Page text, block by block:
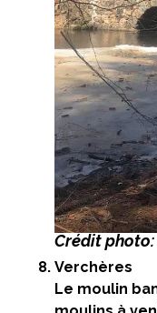
Crédit
Verchères
Le moulin